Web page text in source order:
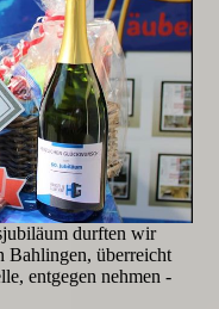
durften wir
Bahlingen, überreicht
entgegen nehmen -